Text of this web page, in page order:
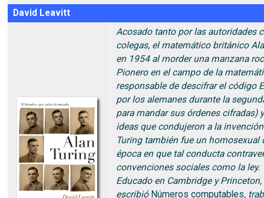
David Leavitt
Acosado tanto por las autoridades
colegas, el matemático británico
en 1954 al morder una manzana
Pionero en el campo de la
responsable de descifrar el código
por los alemanes durante la
para mandar sus órdenes cifradas)
ideas que condujeron a la
Turing también fue un homosexual
época en que tal conducta
convenciones sociales como la ley.
Educado en Cambridge y
escribió Números computables,